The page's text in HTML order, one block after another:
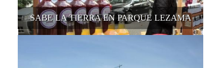
SABE LA TIERRA EN PARQUE LEZAMA